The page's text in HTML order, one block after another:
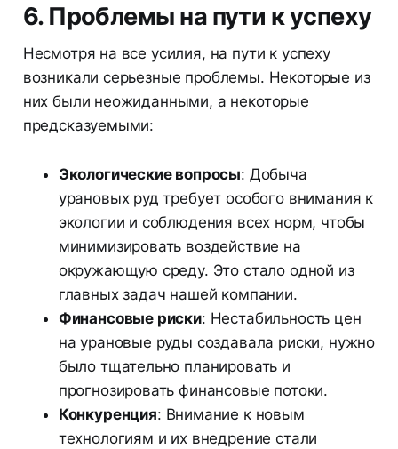
6. Проблемы на пути к успеху
Несмотря на все усилия, на пути к успеху
возникали серьезные проблемы. Некоторые из
них были неожиданными, а некоторые
предсказуемыми:
Экологические вопросы: Добыча
урановых руд требует особого внимания к
экологии и соблюдения всех норм, чтобы
минимизировать воздействие на
окружающую среду. Это стало одной из
главных задач нашей компании.
Финансовые риски: Нестабильность цен
на урановые руды создавала риски, нужно
было тщательно планировать и
прогнозировать финансовые потоки.
Конкуренция: Внимание к новым
технологиям и их внедрение стали